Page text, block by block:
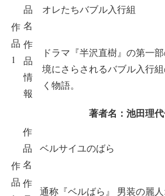
作
品
1
品
名
オレたちバブル入行組
作
品
情
報
ドラマ『半沢直樹』の第一
境にさらされるバブル入行
く物語。
著者名：池田理
作
品
作
品
名
ベルサイユのばら
作
通称『ベルばら』 男装の麗